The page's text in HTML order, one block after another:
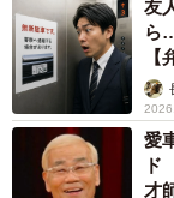
友
ら
【
愛
才